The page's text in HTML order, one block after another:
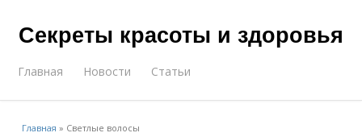
Секреты красоты и здоровья
Главная Новости Статьи
Главная » Светлые волосы